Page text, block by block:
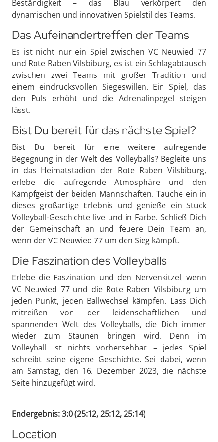
Beständigkeit – das Blau verkörpert den
dynamischen und innovativen Spielstil des Teams.
Das Aufeinandertreffen der Teams
Es ist nicht nur ein Spiel zwischen VC Neuwied 77
und Rote Raben Vilsbiburg, es ist ein Schlagabtausch
zwischen zwei Teams mit großer Tradition und
einem eindrucksvollen Siegeswillen. Ein Spiel, das
den Puls erhöht und die Adrenalinpegel steigen
lässt.
Bist Du bereit für das nächste Spiel?
Bist Du bereit für eine weitere aufregende
Begegnung in der Welt des Volleyballs? Begleite uns
in das Heimatstadion der Rote Raben Vilsbiburg,
erlebe die aufregende Atmosphäre und den
Kampfgeist der beiden Mannschaften. Tauche ein in
dieses großartige Erlebnis und genieße ein Stück
Volleyball-Geschichte live und in Farbe. Schließ Dich
der Gemeinschaft an und feuere Dein Team an,
wenn der VC Neuwied 77 um den Sieg kämpft.
Die Faszination des Volleyballs
Erlebe die Faszination und den Nervenkitzel, wenn
VC Neuwied 77 und die Rote Raben Vilsbiburg um
jeden Punkt, jeden Ballwechsel kämpfen. Lass Dich
mitreißen von der leidenschaftlichen und
spannenden Welt des Volleyballs, die Dich immer
wieder zum Staunen bringen wird. Denn im
Volleyball ist nichts vorhersehbar – jedes Spiel
schreibt seine eigene Geschichte. Sei dabei, wenn
am Samstag, den 16. Dezember 2023, die nächste
Seite hinzugefügt wird.
Endergebnis: 3:0 (25:12, 25:12, 25:14)
Location